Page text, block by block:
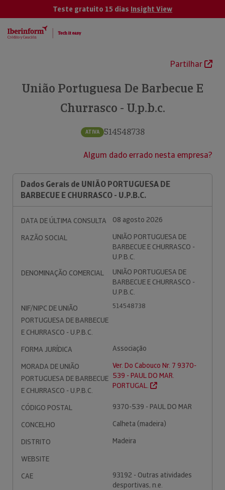
Teste gratuito 15 dias Insight View
Partilhar
União Portuguesa De Barbecue E
Churrasco - U.p.b.c.
ATIVA 514548738
Algum dado errado nesta empresa?
Dados Gerais de UNIÃO PORTUGUESA DE
BARBECUE E CHURRASCO - U.P.B.C.
DATA DE ÚLTIMA CONSULTA
08 agosto 2026
RAZÃO SOCIAL
UNIÃO PORTUGUESA DE
BARBECUE E CHURRASCO -
U.P.B.C.
DENOMINAÇÃO COMERCIAL
UNIÃO PORTUGUESA DE
BARBECUE E CHURRASCO -
U.P.B.C.
NIF/NIPC DE UNIÃO
PORTUGUESA DE BARBECUE
E CHURRASCO - U.P.B.C.
514548738
FORMA JURÍDICA
Associação
MORADA DE UNIÃO
PORTUGUESA DE BARBECUE
E CHURRASCO - U.P.B.C.
Ver. Do Cabouco Nr. 7 9370-
539 - PAUL DO MAR.
PORTUGAL.
CÓDIGO POSTAL
9370-539 - PAUL DO MAR
CONCELHO
Calheta (madeira)
DISTRITO
Madeira
WEBSITE
CAE
93192 - Outras atividades
desportivas, n.e.